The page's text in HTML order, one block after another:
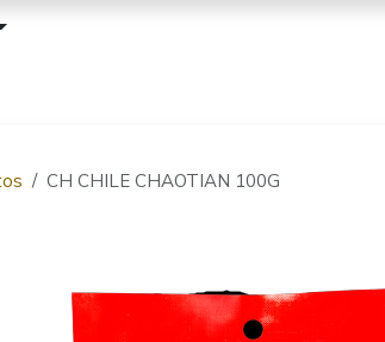
CH CHILE CHAOTIAN 100G